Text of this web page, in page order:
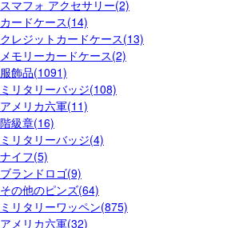
スマフォ アクセサリー(2)
カードケース(14)
クレジットカードケース(13)
メモリーカードケース(2)
服飾品(1091)
ミリタリーバッジ(108)
アメリカ六軍(11)
階級章(16)
ミリタリーバッジ(4)
ナイフ(5)
ブランドロゴ(9)
その他のピンズ(64)
ミリタリーワッペン(875)
アメリカ六軍(32)